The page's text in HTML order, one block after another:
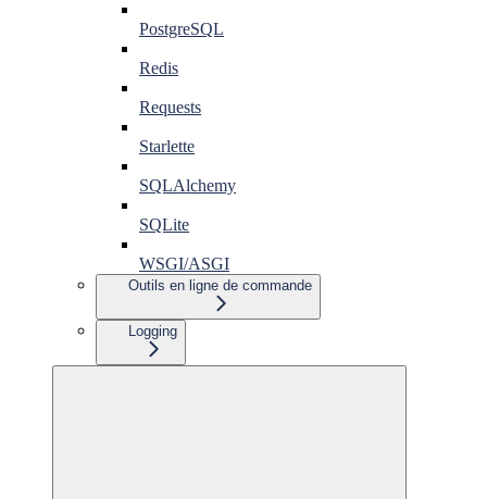
PostgreSQL
Redis
Requests
Starlette
SQLAlchemy
SQLite
WSGI/ASGI
Outils en ligne de commande
Logging